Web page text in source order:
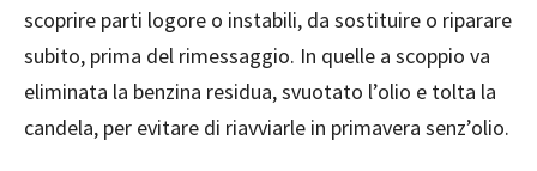
scoprire parti logore o instabili, da sostituire o riparare
subito, prima del rimessaggio. In quelle a scoppio va
eliminata la benzina residua, svuotato l’olio e tolta la
candela, per evitare di riavviarle in primavera senz’olio.